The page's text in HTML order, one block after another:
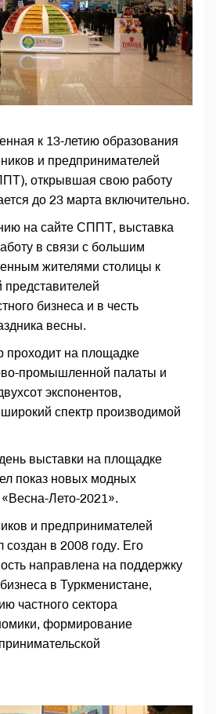
к 13-летию образования
и предпринимателей
открывшая свою работу
до 23 марта включительно.
на сайте СППТ, выставка
в связи с большим
жителями столицы к
бизнеса и в честь
весны.
на площадке
промышленной палаты и
экспонентов,
спектр производимой
выставки на площадке
показ новых модных
Лето-2021».
и предпринимателей
в 2008 году. Его
направлена на поддержку
в Туркменистане,
частного сектора
формирование